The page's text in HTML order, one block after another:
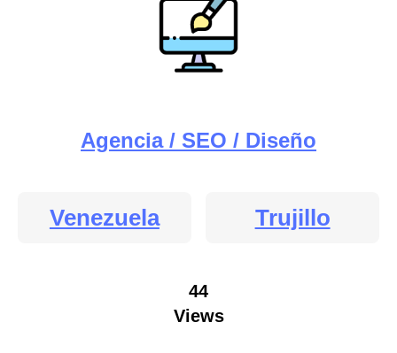
Agencia / SEO / Diseño
Venezuela Trujillo
44
Views